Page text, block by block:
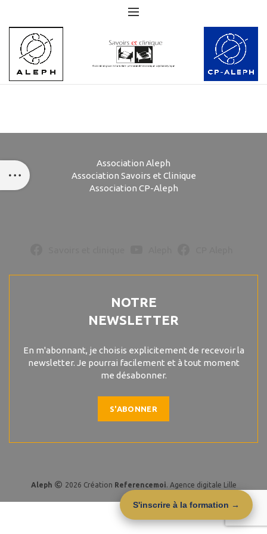
S'inscrire à la formation →
Association Aleph
Association Savoirs et Clinique
Association CP-Aleph
NOTRE
NEWSLETTER
En m'abonnant, je choisis explicitement de recevoir la
newsletter. Je pourrai facilement et à tout moment
me désabonner.
S'ABONNER
Aleph 2026 Création Referencemoi. Agence digitale Lille